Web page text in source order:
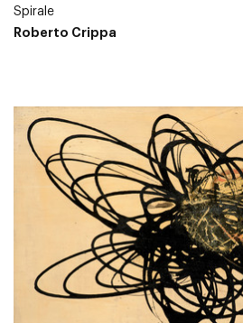
Spirale
Roberto Crippa